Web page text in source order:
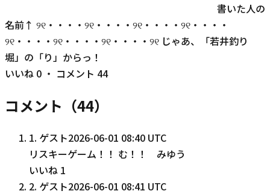
書いた人の
名前↑ ୨୧・・・・୨୧・・・・୨୧・・・・୨୧・・・・
୨୧・・・・୨୧・・・・୨୧・・・・୨୧ じゃあ、「若井釣り
堀」の「り」からっ！
いいね 0 ・ コメント 44
コメント（44）
1. ゲスト2026-06-01 08:40 UTC
リスキーゲーム！！ む！！ みゆう
いいね 1
2. ゲスト2026-06-01 08:41 UTC